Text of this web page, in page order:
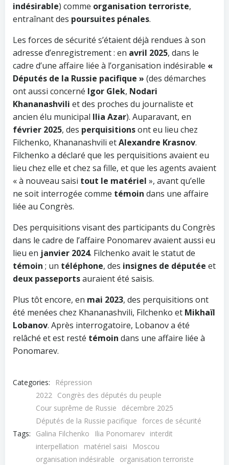
indésirable) comme organisation terroriste,
entraînant des poursuites pénales.
Les forces de sécurité s’étaient déjà rendues à son
adresse d’enregistrement : en avril 2025, dans le
cadre d’une affaire liée à l’organisation indésirable «
Députés de la Russie pacifique » (des démarches
ont aussi concerné Igor Glek, Nodari
Khananashvili et des proches du journaliste et
ancien élu municipal Ilia Azar). Auparavant, en
février 2025, des perquisitionsont eu lieu chez
Filchenko, Khananashvili etAlexandre Krasnov.
Filchenko a déclaré que les perquisitions avaient eu
lieu chez elle et chez sa fille, et que les agents avaient
« à nouveau saisi tout le matériel », avant qu’elle
ne soit interrogée comme témoin dans une affaire
liée au Congrès.
Des perquisitions visant des participants du Congrès
dans le cadre de l’affaire Ponomarev avaient aussi eu
lieu en janvier 2024. Filchenko avait le statut de
témoin ; un téléphone, des insignes de députée et
deux passeportsauraient été saisis.
Plus tôt encore, en mai 2023, des perquisitions ont
été menées chez Khananashvili, Filchenko et Mikhaïl
Lobanov. Après interrogatoire, Lobanov a été
relâché et est resté témoin dans une affaire liée à
Ponomarev.
Categories: Répression
Tags:
2022 Congrès des députés du peuple
Cour suprême de Russie
décembre 2025
Députés de la Russie pacifique forces de sécurité
Galina Filchenko
Ilia Ponomarev interdit
interpellation
matériel saisi
Moscou
organisation indésirable
organisation terroriste